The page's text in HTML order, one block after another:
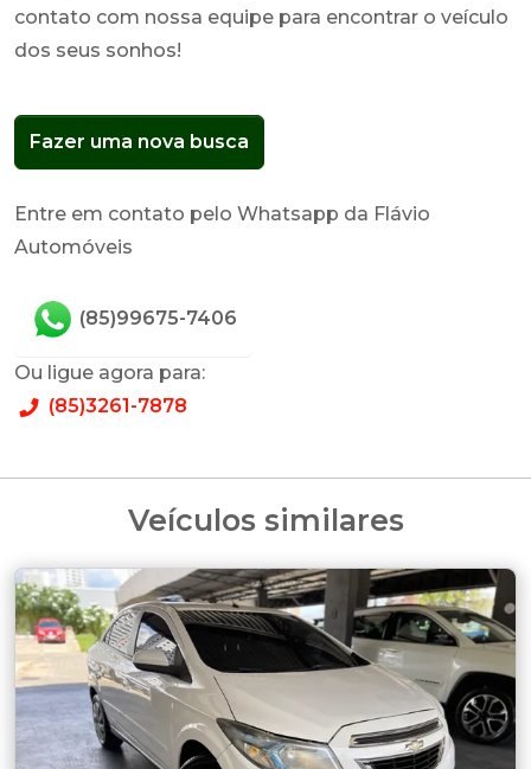
contato com nossa equipe para encontrar o veículo
dos seus sonhos!
Fazer uma nova busca
Entre em contato pelo Whatsapp da Flávio
Automóveis
(85)99675-7406
Ou ligue agora para:
(85)3261-7878
Veículos similares